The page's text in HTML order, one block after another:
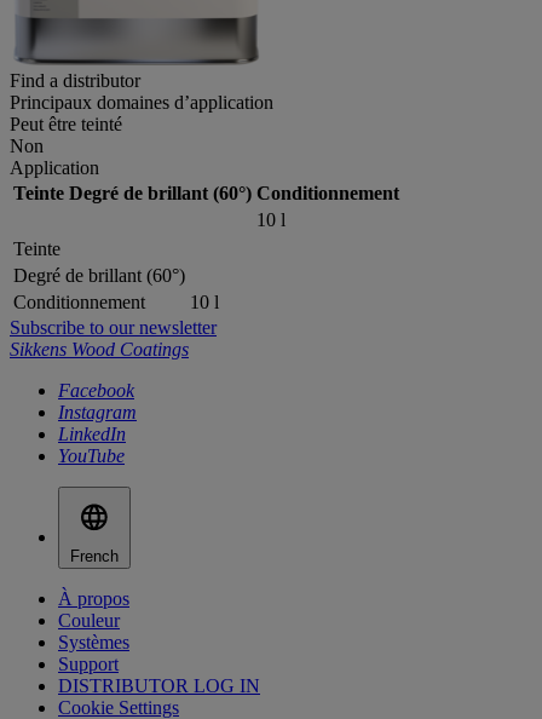
Find a distributor
Principaux domaines d’application
Peut être teinté
Non
Application
Teinte Degré de brillant (60°) Conditionnement
10 l
Teinte
Degré de brillant (60°)
Conditionnement
10 l
Subscribe to our newsletter
Sikkens Wood Coatings
Facebook
Instagram
LinkedIn
YouTube
French
À propos
Couleur
Systèmes
Support
DISTRIBUTOR LOG IN
Cookie Settings